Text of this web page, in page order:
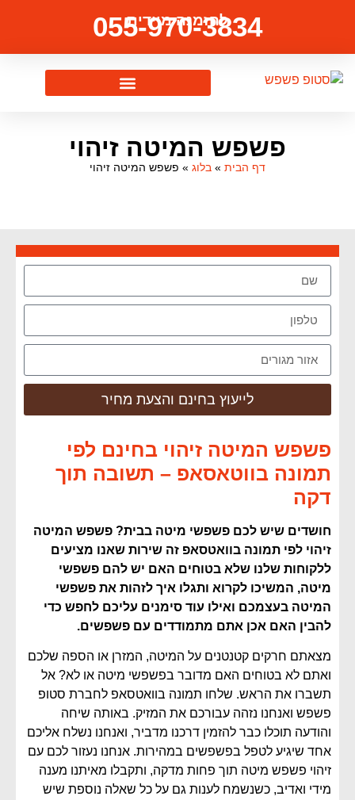
להזמנה מיידית
055-970-3834
פשפש המיטה זיהוי
דף הבית » בלוג » פשפש המיטה זיהוי
צרו איתנו קשר
לייעוץ בחינם והצעת מחיר
פשפש המיטה זיהוי בחינם לפי
תמונה בווטאסאפ – תשובה תוך
דקה
חושדים שיש לכם פשפשי מיטה בבית? פשפש המיטה
זיהוי לפי תמונה בוואטסאפ זה שירות שאנו מציעים
ללקוחות שלנו שלא בטוחים האם יש להם פשפשי
מיטה, המשיכו לקרוא ותגלו איך לזהות את פשפשי
המיטה בעצמכם ואילו עוד סימנים עליכם לחפש כדי
להבין האם אכן אתם מתמודדים עם פשפשים.
מצאתם חרקים קטנטנים על המיטה, המזרן או הספה שלכם
ואתם לא בטוחים האם מדובר בפשפשי מיטה או לא? אל
תשברו את הראש. שלחו תמונה בוואטסאפ לחברת סטופ
פשפש ואנחנו נזהה עבורכם את המזיק. באותה שיחה
והודעה תוכלו כבר להזמין דרכנו מדביר, ואנחנו נשלח אליכם
אחד שיגיע לטפל בפשפשים במהירות. אנחנו נעזור לכם עם
זיהוי פשפש מיטה תוך פחות מדקה, ותקבלו מאיתנו מענה
מידי ואדיב, כשנשמח לענות גם על כל שאלה נוספת שיש